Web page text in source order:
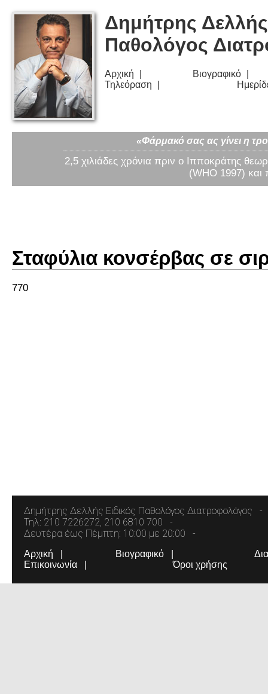
Δημήτρης
Παθολόγος
Αρχική
Βιογραφικό
Τηλεόραση
«Φάρμακό σας ας γίνει η
2,5 χιλιάδες χρόνια πριν ο Ιπποκράτης
(WHO 1997) και
Σταφύλια κονσέρβας σε
770
Δημήτρης Δελλής Ειδικός Παθολόγος Διατροφολόγος
Τηλ: 210 7226272, 210 6810 700
Δευτέρα έως Πέμπτη: 10:00 με 20:00
Αρχική Βιογραφικό
Επικοινωνία
Όροι χρήσης